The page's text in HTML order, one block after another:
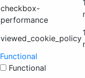
checkbox-
performance
viewed_cookie_policy
Functional
Functional